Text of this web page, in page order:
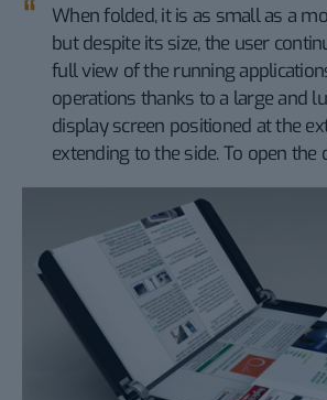
When folded, it is as small as a
but despite its size, the user
full view of the running
operations thanks to a large and
display screen positioned at the
extending to the side. To open the